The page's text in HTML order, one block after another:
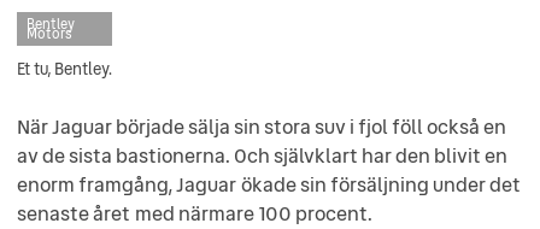
Bentley
Motors
Et tu, Bentley.
När Jaguar började sälja sin stora suv i fjol föll också en
av de sista bastionerna. Och självklart har den blivit en
enorm framgång, Jaguar ökade sin försäljning under det
senaste året med närmare 100 procent.